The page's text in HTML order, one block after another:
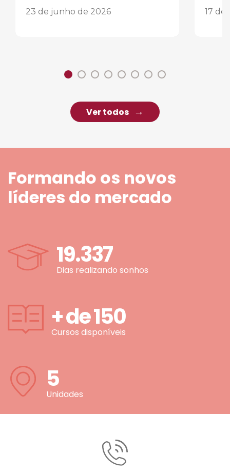
23 de junho de 2026 17 de
Ver todos
Formando os novos
líderes do mercado
19.337
Dias realizando sonhos
+ de150
Cursos disponíveis
5
Unidades